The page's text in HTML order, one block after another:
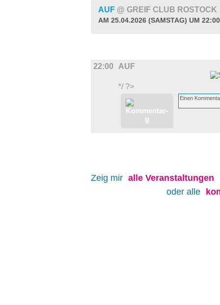
AUF @ GREIF CLUB ROSTOCK
AM 25.04.2026 (SAMSTAG) UM
22:00 AUF
*/ ?>
Zeig mir alle Veranstaltungen
oder alle